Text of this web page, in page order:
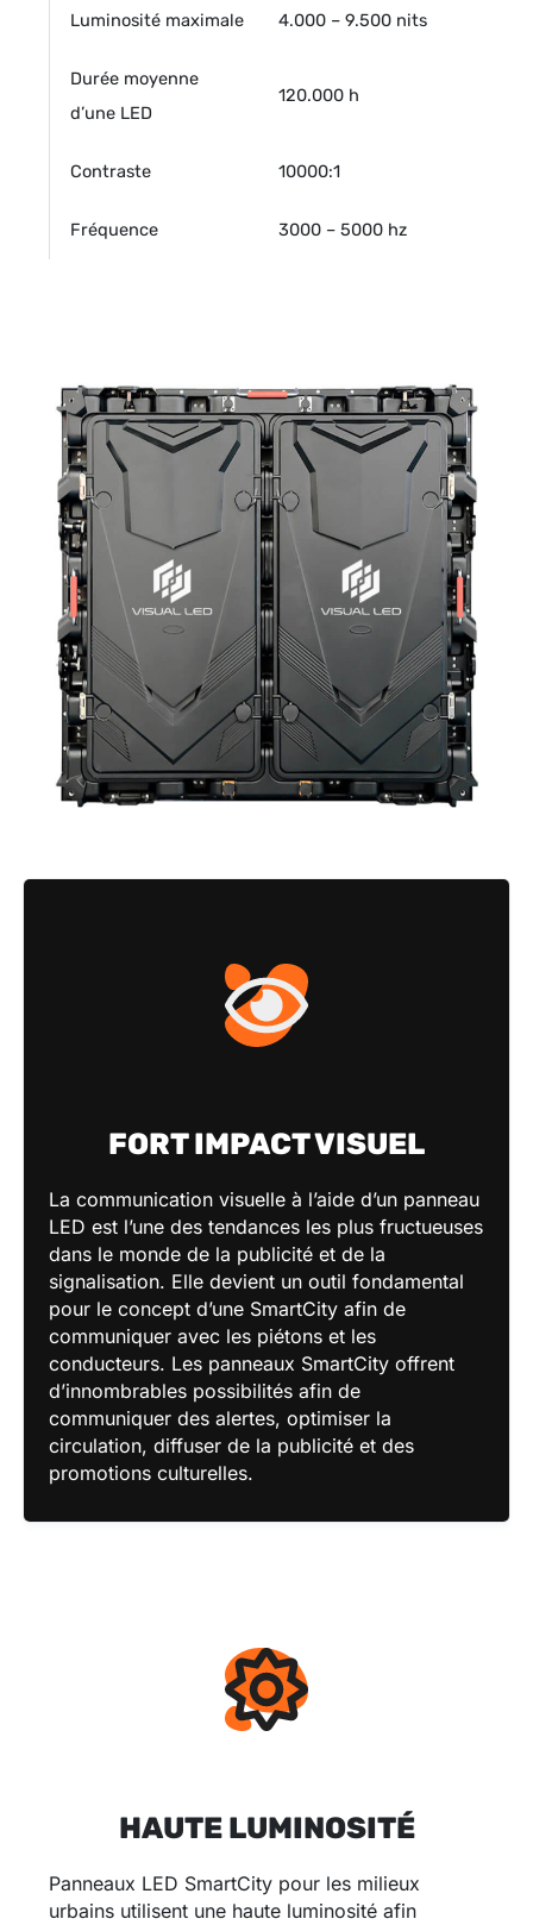
Luminosité maximale 4.000 – 9.500 nits
Durée moyenne
d’une LED
120.000 h
Contraste 10000:1
Fréquence 3000 – 5000 hz
FORT IMPACT VISUEL
La communication visuelle à l’aide d’un panneau
LED est l’une des tendances les plus fructueuses
dans le monde de la publicité et de la
signalisation. Elle devient un outil fondamental
pour le concept d’une SmartCity afin de
communiquer avec les piétons et les
conducteurs. Les panneaux SmartCity offrent
d’innombrables possibilités afin de
communiquer des alertes, optimiser la
circulation, diffuser de la publicité et des
promotions culturelles.
HAUTE LUMINOSITÉ
Panneaux LED SmartCity pour les milieux
urbains utilisent une haute luminosité afin